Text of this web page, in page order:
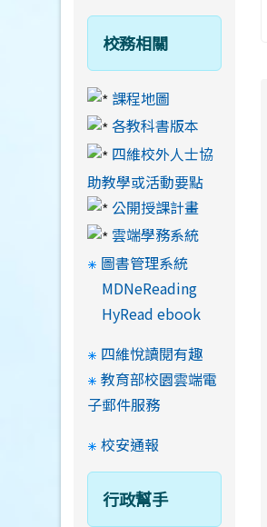
校務相關
課程地圖
各教科書版本
四維校外人士協
助教學或活動要點
公開授課計畫
雲端學務系統
圖書管理系統
MDNeReading
HyRead ebook
四維悅讀閱有趣
教育部校園雲端電
子郵件服務
校安通報
行政幫手